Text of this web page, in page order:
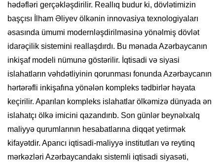
hədəfləri gerçəkləşdirilir. Reallıq budur ki, dövlətimizin
başçısı İlham Əliyev ölkənin innovasiya texnologiyaları
əsasında ümumi modernləşdirilməsinə yönəlmiş dövlət
idarəçilik sistemini reallaşdırdı. Bu mənada Azərbaycanın
inkişaf modeli nümunə göstərilir. İqtisadi və siyasi
islahatların vəhdətliyinin qorunması fonunda Azərbaycanın
hərtərəfli inkişafına yönələn kompleks tədbirlər həyata
keçirilir. Aparılan kompleks islahatlar ölkəmizə dünyada ən
islahatçı ölkə imicini qazandırıb. Son günlər beynəlxalq
maliyyə qurumlarının hesabatlarına diqqət yetirmək
kifayətdir. Aparıcı iqtisadi-maliyyə institutları və reytinq
mərkəzləri Azərbaycandakı sistemli iqtisadi siyasəti,